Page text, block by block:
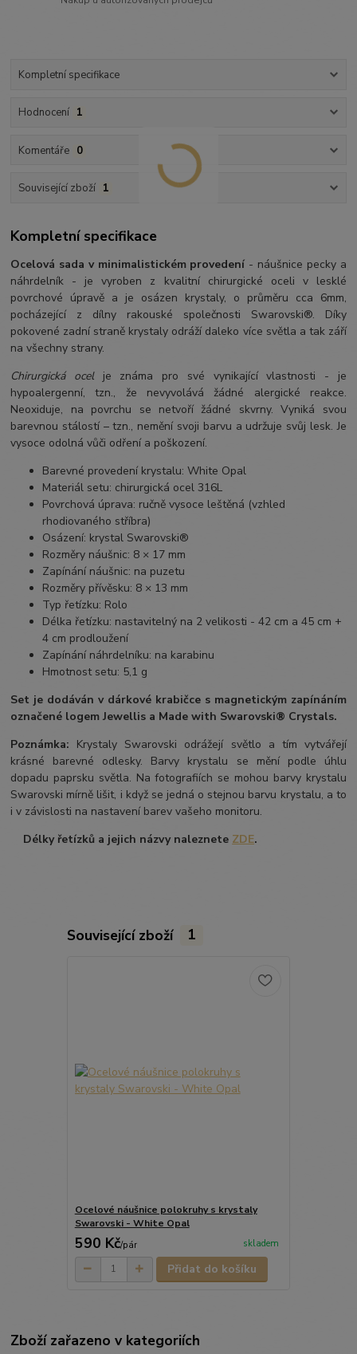
Kompletní specifikace
Hodnocení 1
Komentáře 0
Související zboží 1
Kompletní specifikace
Ocelová sada v minimalistickém provedení - náušnice pecky a
náhrdelník - je vyroben z kvalitní chirurgické oceli v lesklé
povrchové úpravě a je osázen krystaly, o průměru cca 6mm,
pocházející z dílny rakouské společnosti Swarovski®. Díky
pokovené zadní straně krystaly odráží daleko více světla a tak září
na všechny strany.
Chirurgická ocelje známa pro své vynikající vlastnosti - je
hypoalergenní, tzn., že nevyvolává žádné alergické reakce.
Neoxiduje, na povrchu se netvoří žádné skvrny. Vyniká svou
barevnou stálostí – tzn., nemění svoji barvu a udržuje svůj lesk. Je
vysoce odolná vůči odření a poškození.
Barevné provedení krystalu: White Opal
Materiál setu: chirurgická ocel 316L
Povrchová úprava: ručně vysoce leštěná (vzhled
rhodiovaného stříbra)
Osázení: krystal Swarovski®
Rozměry náušnic: 8 × 17 mm
Zapínání náušnic: na puzetu
Rozměry přívěsku: 8 × 13 mm
Typ řetízku: Rolo
Délka řetízku: nastavitelný na 2 velikosti - 42 cm a 45 cm +
4 cm prodloužení
Zapínání náhrdelníku: na karabinu
Hmotnost setu: 5,1 g
Set je dodáván v dárkové krabičce s magnetickým zapínáním
označené logem Jewellis a Made with Swarovski® Crystals.
Poznámka: Krystaly Swarovski odrážejí světlo a tím vytvářejí
krásné barevné odlesky. Barvy krystalu se mění podle úhlu
dopadu paprsku světla. Na fotografiích se mohou barvy krystalu
Swarovski mírně lišit, i když se jedná o stejnou barvu krystalu, a to
i v závislosti na nastavení barev vašeho monitoru.
Délky řetízků a jejich názvy naleznete ZDE.
Související zboží 1
Ocelové náušnice polokruhy s krystaly
Swarovski - White Opal
590 Kč/pár skladem
Přidat do košíku
Zboží zařazeno v kategoriích